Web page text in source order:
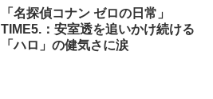
「名探偵コナン ゼロの日常」
TIME5.：安室透を追いかけ続ける
「ハロ」の健気さに涙